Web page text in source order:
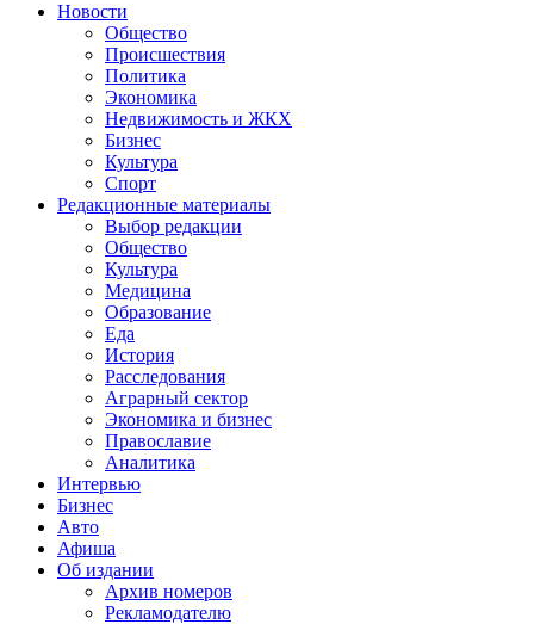
Новости
Общество
Происшествия
Политика
Экономика
Недвижимость и ЖКХ
Бизнес
Культура
Спорт
Редакционные материалы
Выбор редакции
Общество
Культура
Медицина
Образование
Еда
История
Расследования
Аграрный сектор
Экономика и бизнес
Православие
Аналитика
Интервью
Бизнес
Авто
Афиша
Об издании
Архив номеров
Рекламодателю